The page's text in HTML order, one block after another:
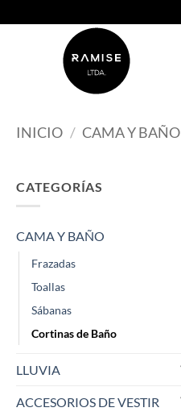
INICIO / CAMA Y BAÑO
CATEGORÍAS
CAMA Y BAÑO
Frazadas
Toallas
Sábanas
Cortinas de Baño
LLUVIA
ACCESORIOS DE VESTIR